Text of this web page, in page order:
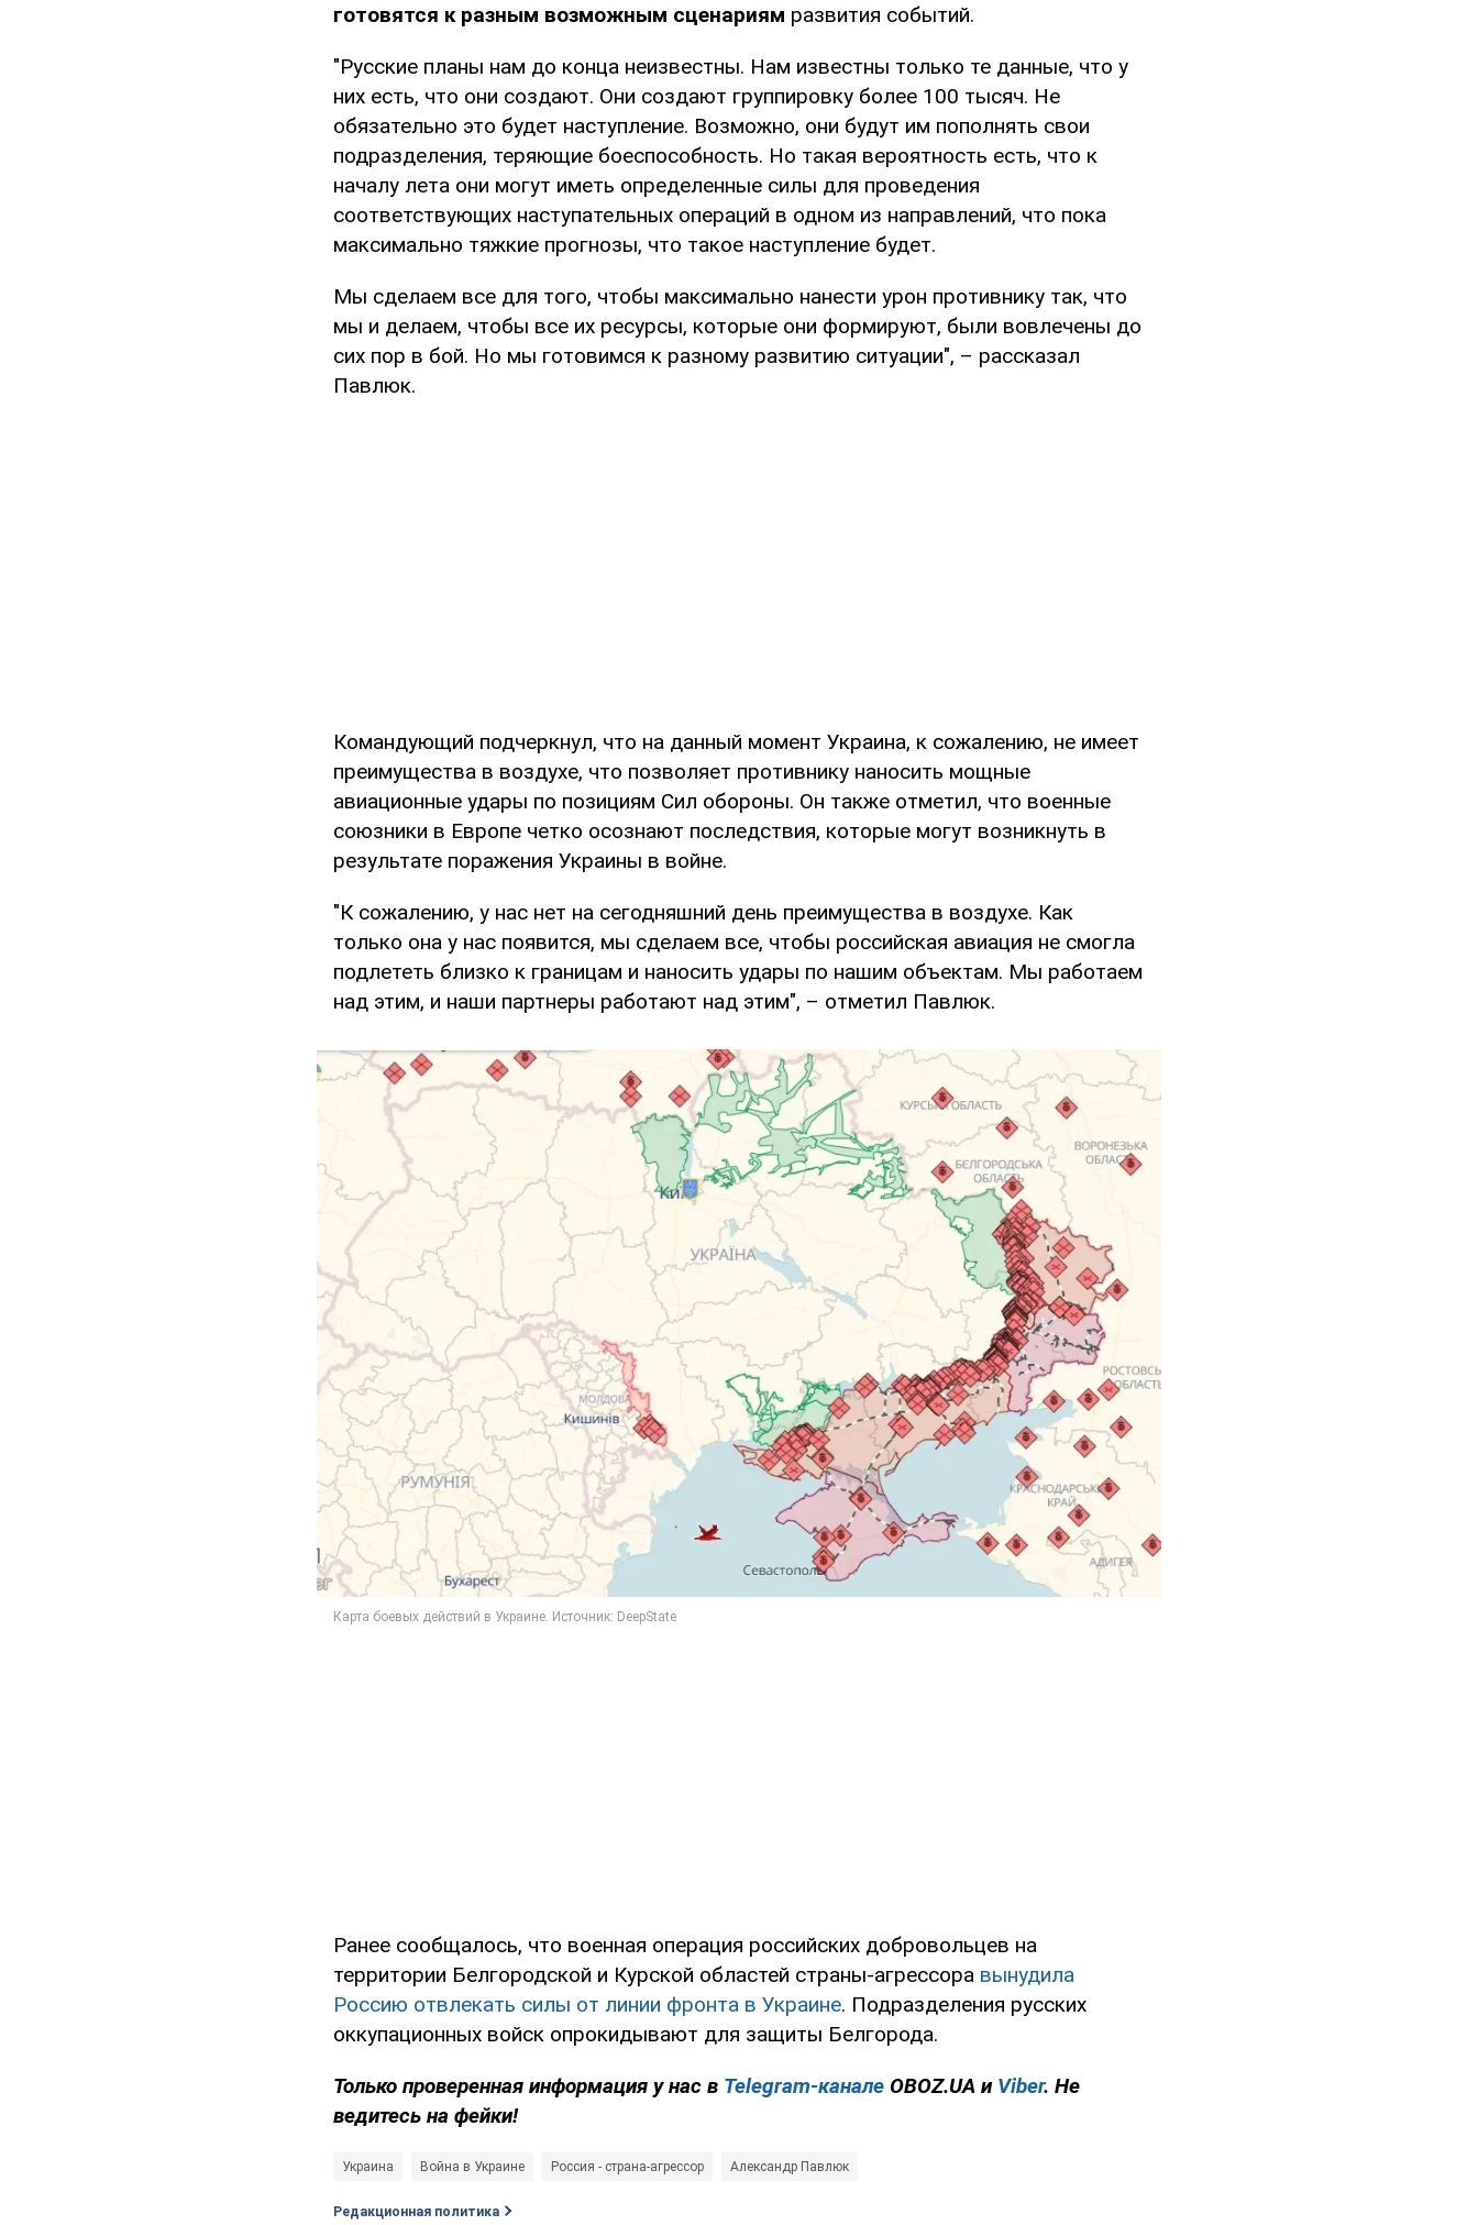
готовятся к разным возможным сценариям развития событий.
"Русские планы нам до конца неизвестны. Нам известны только те данные, что у
них есть, что они создают. Они создают группировку более 100 тысяч. Не
обязательно это будет наступление. Возможно, они будут им пополнять свои
подразделения, теряющие боеспособность. Но такая вероятность есть, что к
началу лета они могут иметь определенные силы для проведения
соответствующих наступательных операций в одном из направлений, что пока
максимально тяжкие прогнозы, что такое наступление будет.
Мы сделаем все для того, чтобы максимально нанести урон противнику так, что
мы и делаем, чтобы все их ресурсы, которые они формируют, были вовлечены до
сих пор в бой. Но мы готовимся к разному развитию ситуации", – рассказал
Павлюк.
Командующий подчеркнул, что на данный момент Украина, к сожалению, не имеет
преимущества в воздухе, что позволяет противнику наносить мощные
авиационные удары по позициям Сил обороны. Он также отметил, что военные
союзники в Европе четко осознают последствия, которые могут возникнуть в
результате поражения Украины в войне.
"К сожалению, у нас нет на сегодняшний день преимущества в воздухе. Как
только она у нас появится, мы сделаем все, чтобы российская авиация не смогла
подлететь близко к границам и наносить удары по нашим объектам. Мы работаем
над этим, и наши партнеры работают над этим", – отметил Павлюк.
Ранее сообщалось, что военная операция российских добровольцев на
территории Белгородской и Курской областей страны-агрессора вынудила
Россию отвлекать силы от линии фронта в Украине. Подразделения русских
оккупационных войск опрокидывают для защиты Белгорода.
Только проверенная информация у нас в Telegram-канале OBOZ.UA и Viber. Не
ведитесь на фейки!
Украина Война в Украине Россия - страна-агрессор Александр Павлюк
Редакционная политика